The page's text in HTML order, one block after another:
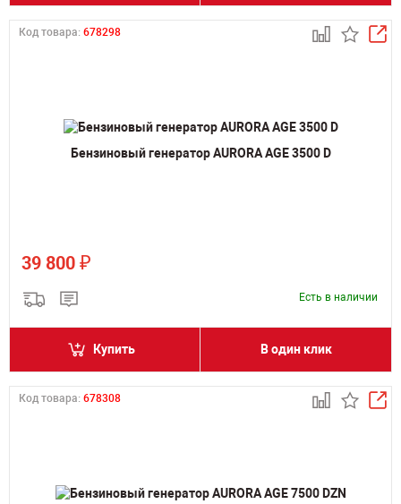
Код товара: 678298
Бензиновый генератор AURORA AGE 3500 D
39 800 ₽
Есть в наличии
Купить В один клик
Код товара: 678308